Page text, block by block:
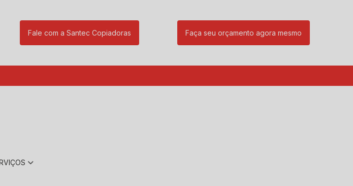
Fale com a Santec Copiadoras Faça seu orçamento agora mesmo